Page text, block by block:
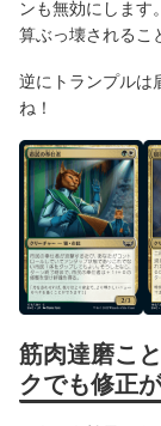
ンも無効にします
算ぶっ壊されるこ
逆にトランプルは
ね！
筋肉達磨こ
クでも修正